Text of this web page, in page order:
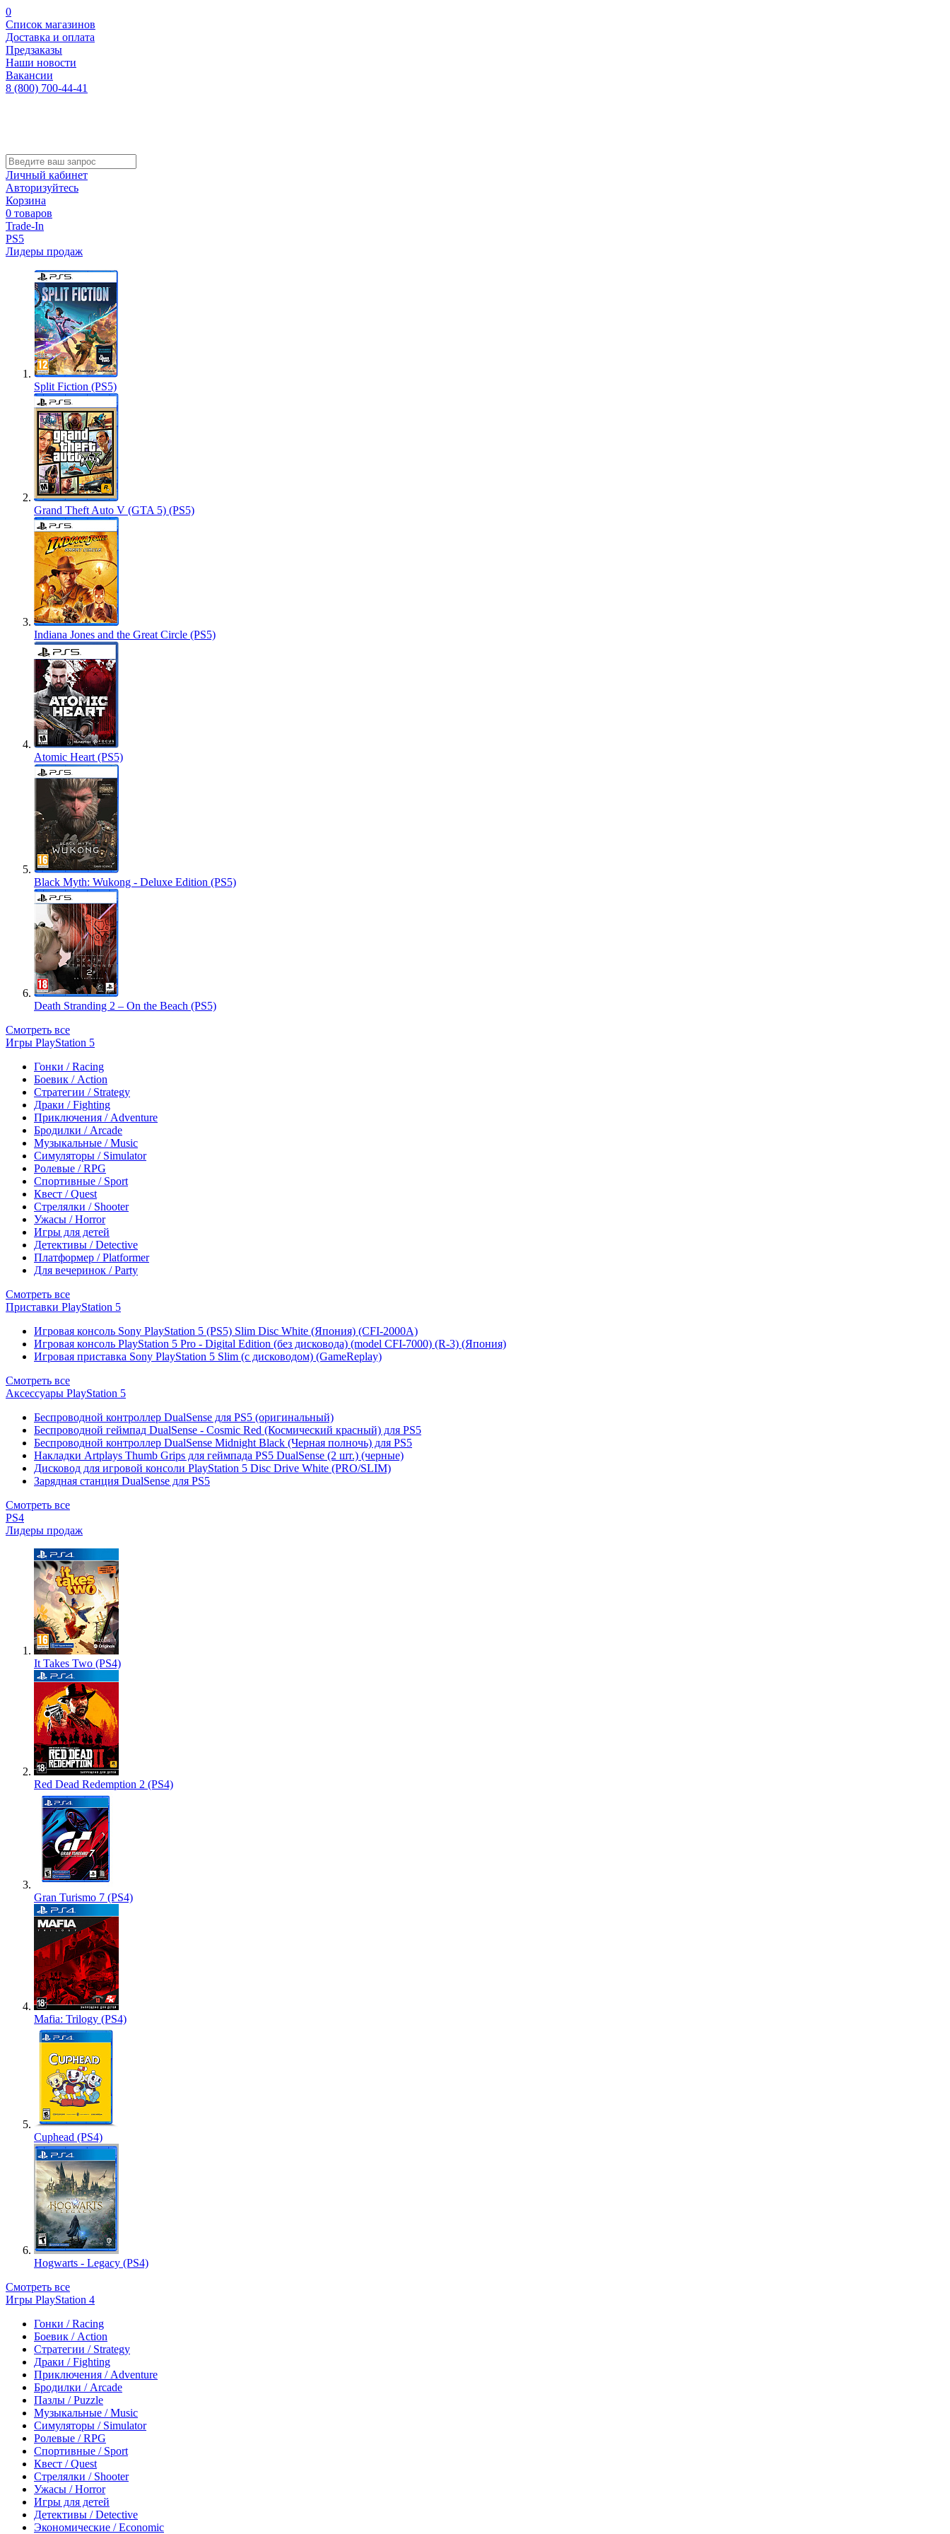
0
Список магазинов
Доставка и оплата
Предзаказы
Наши новости
Вакансии
8 (800) 700-44-41
Личный кабинет
Авторизуйтесь
Корзина
0 товаров
Trade-In
PS5
Лидеры продаж
Split Fiction (PS5)
Grand Theft Auto V (GTA 5) (PS5)
Indiana Jones and the Great Circle (PS5)
Atomic Heart (PS5)
Black Myth: Wukong - Deluxe Edition (PS5)
Death Stranding 2 – On the Beach (PS5)
Смотреть все
Игры PlayStation 5
Гонки / Racing
Боевик / Action
Стратегии / Strategy
Драки / Fighting
Приключения / Adventure
Бродилки / Arcade
Музыкальные / Music
Симуляторы / Simulator
Ролевые / RPG
Спортивные / Sport
Квест / Quest
Стрелялки / Shooter
Ужасы / Horror
Игры для детей
Детективы / Detective
Платформер / Platformer
Для вечеринок / Party
Смотреть все
Приставки PlayStation 5
Игровая консоль Sony PlayStation 5 (PS5) Slim Disc White (Япония) (CFI-2000A)
Игровая консоль PlayStation 5 Pro - Digital Edition (без дисковода) (model CFI-7000) (R-3) (Япония)
Игровая приставка Sony PlayStation 5 Slim (с дисководом) (GameReplay)
Смотреть все
Аксессуары PlayStation 5
Беспроводной контроллер DualSense для PS5 (оригинальный)
Беспроводной геймпад DualSense - Cosmic Red (Космический красный) для PS5
Беспроводной контроллер DualSense Midnight Black (Черная полночь) для PS5
Накладки Artplays Thumb Grips для геймпада PS5 DualSense (2 шт.) (черные)
Дисковод для игровой консоли PlayStation 5 Disc Drive White (PRO/SLIM)
Зарядная станция DualSense для PS5
Смотреть все
PS4
Лидеры продаж
It Takes Two (PS4)
Red Dead Redemption 2 (PS4)
Gran Turismo 7 (PS4)
Mafia: Trilogy (PS4)
Cuphead (PS4)
Hogwarts - Legacy (PS4)
Смотреть все
Игры PlayStation 4
Гонки / Racing
Боевик / Action
Стратегии / Strategy
Драки / Fighting
Приключения / Adventure
Бродилки / Arcade
Пазлы / Puzzle
Музыкальные / Music
Симуляторы / Simulator
Ролевые / RPG
Спортивные / Sport
Квест / Quest
Стрелялки / Shooter
Ужасы / Horror
Игры для детей
Детективы / Detective
Экономические / Economic